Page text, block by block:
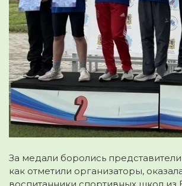
За медали боролись
как отметили организаторы,